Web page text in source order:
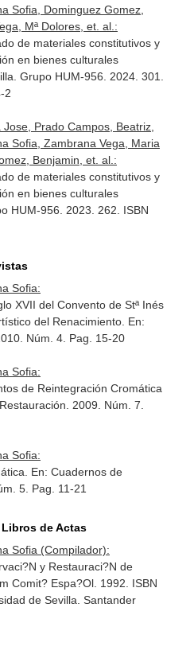
Sofia, Dominguez Gomez,
Mª Dolores, et. al.:
de materiales constitutivos y
en bienes culturales
Grupo HUM-956. 2024. 301.
2
Prado Campos, Beatriz,
Sofia, Zambrana Vega, Maria
Benjamin, et. al.:
de materiales constitutivos y
en bienes culturales
HUM-956. 2023. 262. ISBN
Sofia:
XVII del Convento de Stª Inés
del Renacimiento. En:
Núm. 4. Pag. 15-20
Sofia:
de Reintegración Cromática
. 2009. Núm. 7.
Sofia:
En: Cuadernos de
5. Pag. 11-21
de Actas
Sofia (Compilador):
y Restauraci?N de
Comit? Espa?Ol. 1992. ISBN
de Sevilla. Santander